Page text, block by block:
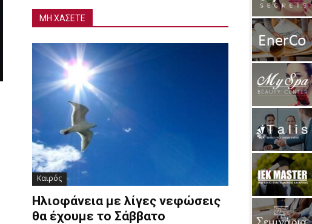
ΜΗ ΧΑΣΕΤΕ
Καιρός
Ηλιοφάνεια με λίγες νεφώσεις
θα έχουμε το Σάββατο